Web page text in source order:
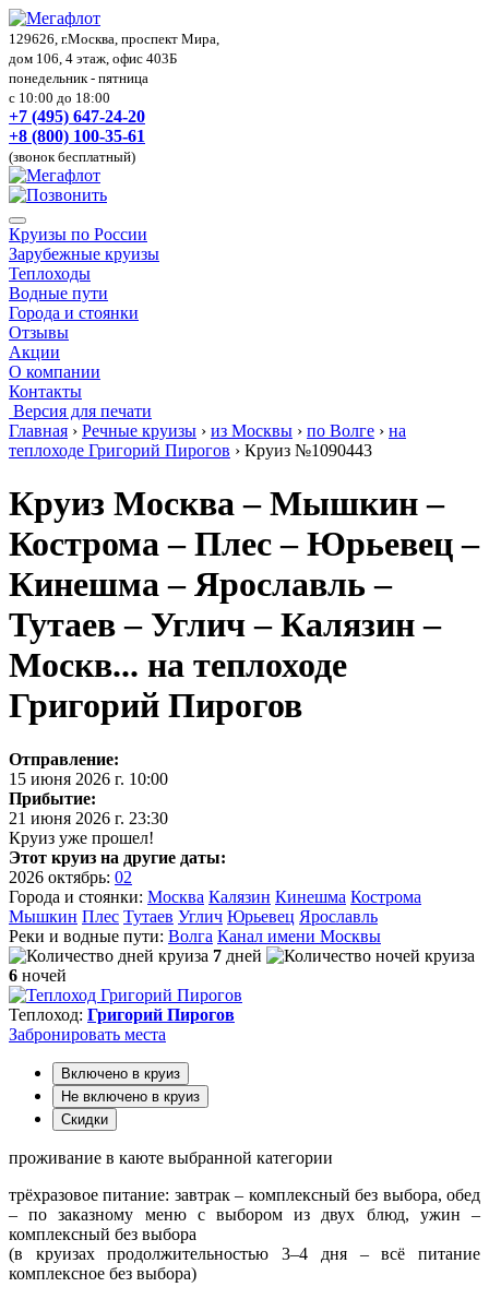
129626, г.Москва, проспект Мира,
дом 106, 4 этаж, офис 403Б
понедельник - пятница
с 10:00 до 18:00
+7 (495) 647-24-20
+8 (800) 100-35-61
(звонок бесплатный)
Круизы по России
Зарубежные круизы
Теплоходы
Водные пути
Города и стоянки
Отзывы
Акции
О компании
Контакты
Версия для печати
Главная › Речные круизы › из Москвы › по Волге › на
теплоходе Григорий Пирогов › Круиз №1090443
Круиз Москва – Мышкин –
Кострома – Плес – Юрьевец –
Кинешма – Ярославль –
Тутаев – Углич – Калязин –
Москв... на теплоходе
Григорий Пирогов
Отправление:
15 июня 2026 г. 10:00
Прибытие:
21 июня 2026 г. 23:30
Круиз уже прошел!
Этот круиз на другие даты:
2026 октябрь: 02
Города и стоянки: Москва Калязин Кинешма Кострома
Мышкин Плес Тутаев Углич Юрьевец Ярославль
Реки и водные пути: Волга Канал имени Москвы
7 дней
6 ночей
Теплоход: Григорий Пирогов
Забронировать места
Включено в круиз
Не включено в круиз
Скидки
проживание в каюте выбранной категории
трёхразовое питание: завтрак – комплексный без выбора, обед
– по заказному меню с выбором из двух блюд, ужин –
комплексный без выбора
(в круизах продолжительностью 3–4 дня – всё питание
комплексное без выбора)